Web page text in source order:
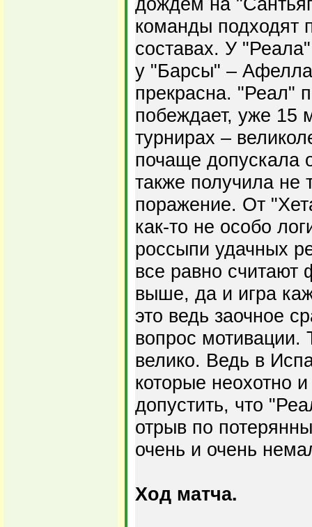
команды подходят
составах. У
у "Барсы" –
прекрасна. "Реал"
побеждает, уже 15
турнирах –
почаще допускала
также получила не
поражение. От
как-то не особо
россыпи удачных
все равно считают
выше, да и игра
это ведь заочное
вопрос мотивации.
велико. Ведь в
которые неохотно
допустить, что
отрыв по
очень и очень
Ход матча.